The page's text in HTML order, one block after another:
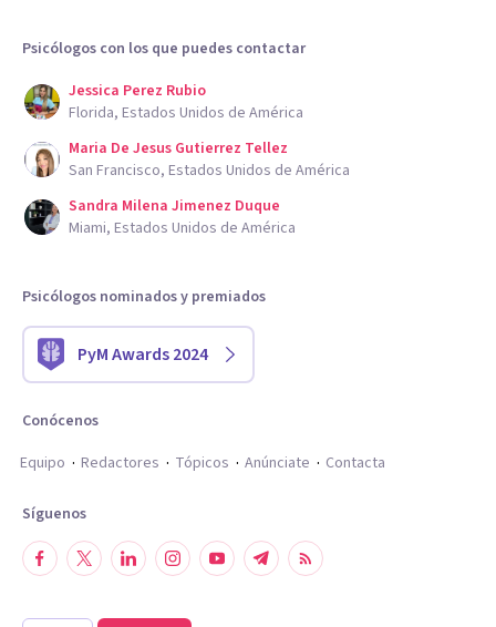
Psicólogos con los que puedes contactar
Jessica Perez Rubio
Florida, Estados Unidos de América
Maria De Jesus Gutierrez Tellez
San Francisco, Estados Unidos de América
Sandra Milena Jimenez Duque
Miami, Estados Unidos de América
Psicólogos nominados y premiados
PyM Awards 2024
Conócenos
Equipo
Redactores Tópicos Anúnciate Contacta
Síguenos